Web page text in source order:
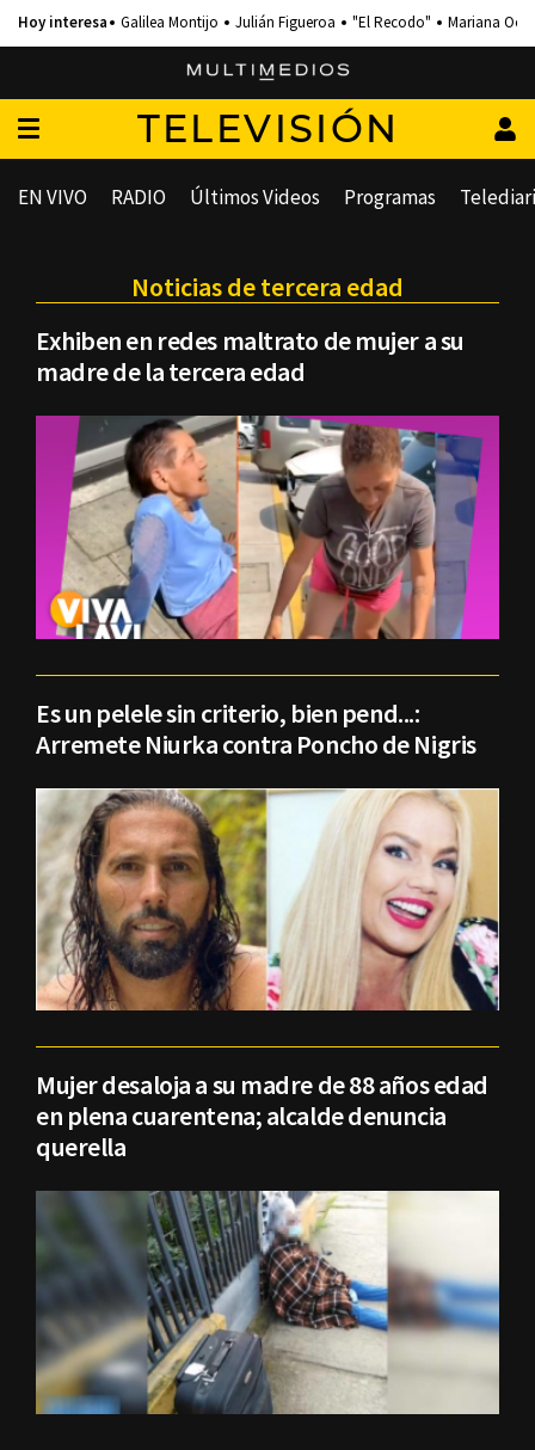
Galilea Montijo Julián Figueroa "El Recodo" Mariana
TELEVISIÓN
EN VIVO RADIO Últimos Videos Programas
Noticias de tercera edad
Exhiben en redes maltrato de mujer a su
madre de la tercera edad
Es un pelele sin criterio, bien pend...:
Arremete Niurka contra Poncho de Nigris
Mujer desaloja a su madre de 88 años edad
en plena cuarentena; alcalde denuncia
querella